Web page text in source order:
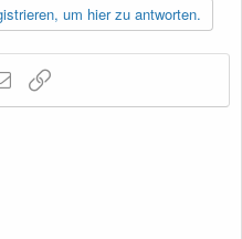
um hier zu antworten.
E-Mail